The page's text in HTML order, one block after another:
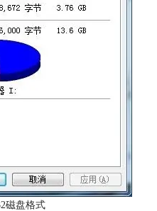
磁盘格式